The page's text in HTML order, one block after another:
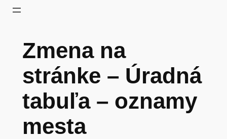
Zmena na
stránke – Úradná
tabuľa – oznamy
mesta